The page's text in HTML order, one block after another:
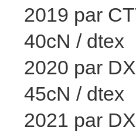
2019 par
40cN / dtex
2020 par
45cN / dtex
2021 par